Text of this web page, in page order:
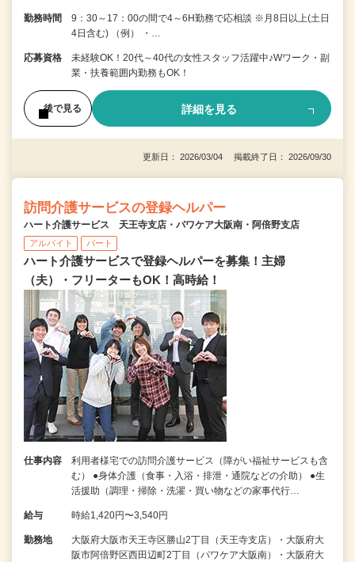
勤務時間
9：30～17：00の間で4～6H勤務で応相談 ※月8日以上(土日
4日含む) （例） ・…
応募資格
未経験OK！20代～40代の女性スタッフ活躍中♪Wワーク・副
業・扶養範囲内勤務もOK！
後で見る 詳細を見る
更新日： 2026/03/04 掲載終了日： 2026/09/30
訪問介護サービスの登録ヘルパー
ハート介護サービス 天王寺支店・パワケア大阪南・阿倍野支店
アルバイト パート
ハート介護サービスで登録ヘルパーを募集！主婦
（夫）・フリーターもOK！高時給！
仕事内容
利用者様宅での訪問介護サービス（障がい福祉サービスも含
む） ●身体介護（食事・入浴・排泄・通院などの介助） ●生
活援助（調理・掃除・洗濯・買い物などの家事代行…
給与 時給1,420円〜3,540円
勤務地
大阪府大阪市天王寺区勝山2丁目（天王寺支店）・大阪府大
阪市阿倍野区西田辺町2丁目（パワケア大阪南）・大阪府大